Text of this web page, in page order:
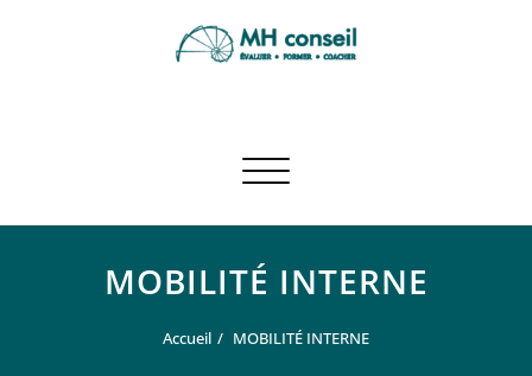
Hamadou
Afficher/masquer la navigation
MOBILITÉ INTERNE
Accueil MOBILITÉ INTERNE